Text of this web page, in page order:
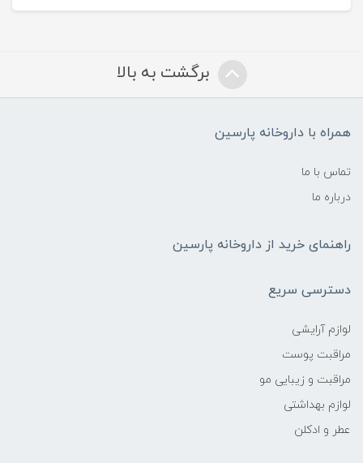
برگشت به بالا
همراه با داروخانه پارسین
تماس با ما
درباره ما
راهنمای خرید از داروخانه پارسین
دسترسی سریع
لوازم آرایشی
مراقبت پوست
مراقبت و زیبایی مو
لوازم بهداشتی
عطر و ادکلن